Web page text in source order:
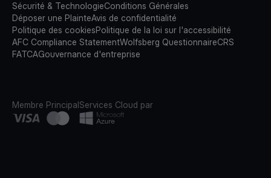
Sécurité & TechnologieConditions Générales
Déposer une PlainteAvis de confidentialité
Politique des cookiesPolitique de la loi sur l'accessibilité
AFC Compliance StatementWolfsberg QuestionnaireCRS
FATCAGouvernance d'entreprise
Membre PrincipalServices Cloud par